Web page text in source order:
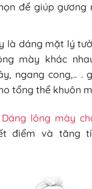
để giúp
là dáng mặt lý
mày khác
ngang cong,.. .
tổng thể khuôn
Dáng lông mày
điểm và tăng